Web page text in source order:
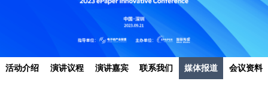
活动介绍 演讲议程 演讲嘉宾 联系我们 媒体报道 会议资料